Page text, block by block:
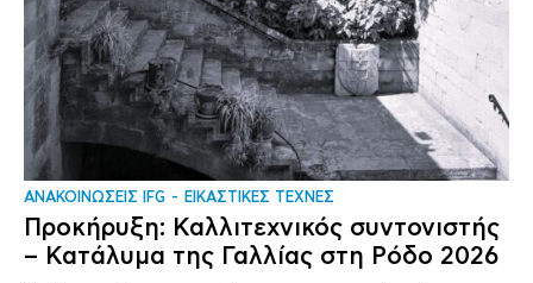
ΑΝΑΚΟΙΝΩΣΕΙΣ IFG ΕΙΚΑΣΤΙΚΕΣ ΤΕΧΝΕΣ
Προκήρυξη: Καλλιτεχνικός συντονιστής
– Κατάλυμα της Γαλλίας στη Ρόδο 2026